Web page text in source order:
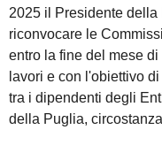
2025 il Presidente
riconvocare le
entro la fine del mese
lavori e con l'obiettivo
tra i dipendenti degli
della Puglia,